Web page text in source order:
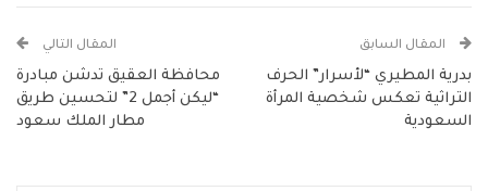
المقال السابق
بدرية المطيري “لأسرار” الحرف
التراثية تعكس شخصية المرأة
السعودية
المقال التالي
محافظة العقيق تدشن مبادرة
“ليكن أجمل 2” لتحسين طريق
مطار الملك سعود